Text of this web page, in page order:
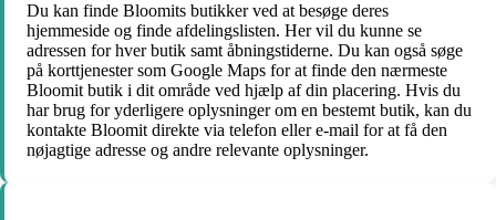
Du kan finde Bloomits butikker ved at besøge deres
hjemmeside og finde afdelingslisten. Her vil du kunne se
adressen for hver butik samt åbningstiderne. Du kan også søge
på korttjenester som Google Maps for at finde den nærmeste
Bloomit butik i dit område ved hjælp af din placering. Hvis du
har brug for yderligere oplysninger om en bestemt butik, kan du
kontakte Bloomit direkte via telefon eller e-mail for at få den
nøjagtige adresse og andre relevante oplysninger.